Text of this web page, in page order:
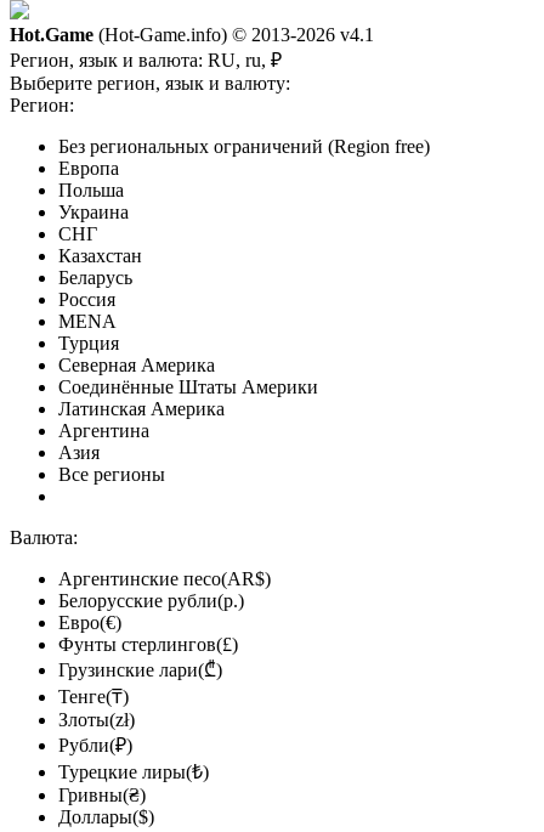
Hot.Game (Hot-Game.info) © 2013-2026 v4.1
Регион, язык и валюта: RU, ru, ₽
Выберите регион, язык и валюту:
Регион:
Без региональных ограничений (Region free)
Европа
Польша
Украина
СНГ
Казахстан
Беларусь
Россия
MENA
Турция
Северная Америка
Соединённые Штаты Америки
Латинская Америка
Аргентина
Азия
Все регионы
Валюта:
Аргентинские песо(AR$)
Белорусские рубли(р.)
Евро(€)
Фунты стерлингов(£)
Грузинские лари(₾)
Тенге(₸)
Злоты(zł)
Рубли(₽)
Турецкие лиры(₺)
Гривны(₴)
Доллары($)